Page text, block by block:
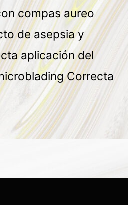
compas aureo
de asepsia y
aplicación del
Correcta